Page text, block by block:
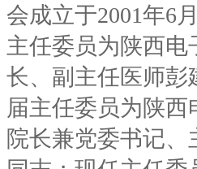
会成立于2001年6
主任委员为陕西电
长、副主任医师彭
届主任委员为陕西
院长兼党委书记、